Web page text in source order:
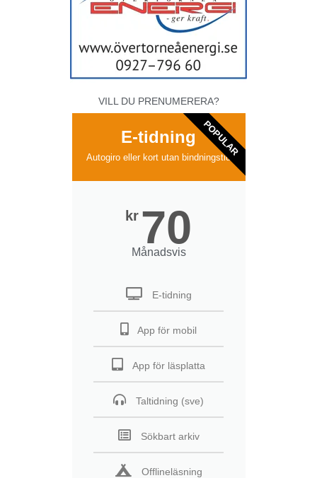
VILL DU PRENUMERERA?
E-tidning
Autogiro eller kort utan bindningstid
kr 70
Månadsvis
E-tidning
App för mobil
App för läsplatta
Taltidning (sve)
Sökbart arkiv
Offlineläsning
POPULAR